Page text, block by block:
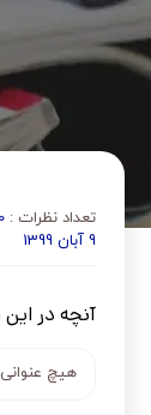
تعداد نظرات : 0
9 آبان 1399
آنچه در
هیچ